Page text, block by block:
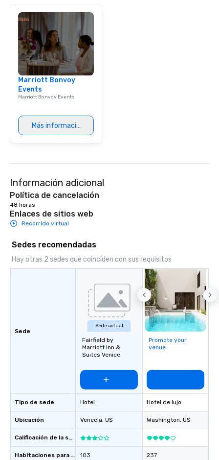
Marriott Bonvoy
Events
Marriott Bonvoy Events
Más información
Información adicional
Política de cancelación
48 horas
Enlaces de sitios web
Recorrido virtual
Sedes recomendadas
Hay otras 2 sedes que coinciden con sus requisitos
Sede
Tipo de sede
Ubicación
Calificación de la sede
Habitaciones para huéspedes
Sede actual
Fairfield by
Marriott Inn &
Suites Venice
Hotel
Venecia, US
103
Promote your
venue
Hotel de lujo
Washington, US
237